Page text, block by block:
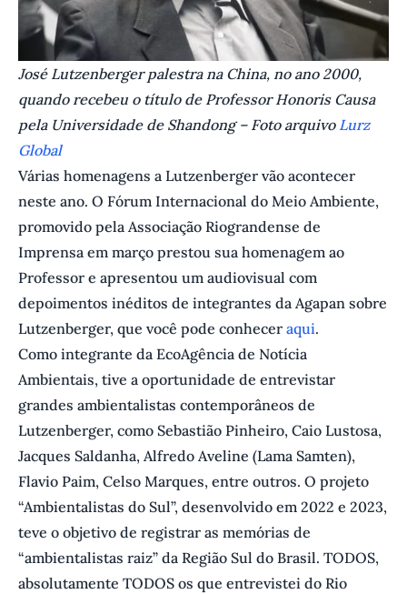
José Lutzenberger palestra na China, no ano 2000,
quando recebeu o título de Professor Honoris Causa
pela Universidade de Shandong – Foto arquivo Lurz
Global
Várias homenagens a Lutzenberger vão acontecer
neste ano. O Fórum Internacional do Meio Ambiente,
promovido pela Associação Riograndense de
Imprensa em março prestou sua homenagem ao
Professor e apresentou um audiovisual com
depoimentos inéditos de integrantes da Agapan sobre
Lutzenberger, que você pode conhecer aqui.
Como integrante da EcoAgência de Notícia
Ambientais, tive a oportunidade de entrevistar
grandes ambientalistas contemporâneos de
Lutzenberger, como Sebastião Pinheiro, Caio Lustosa,
Jacques Saldanha, Alfredo Aveline (Lama Samten),
Flavio Paim, Celso Marques, entre outros. O projeto
“Ambientalistas do Sul”, desenvolvido em 2022 e 2023,
teve o objetivo de registrar as memórias de
“ambientalistas raiz” da Região Sul do Brasil. TODOS,
absolutamente TODOS os que entrevistei do Rio